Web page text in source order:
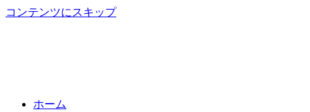
コンテンツにスキップ
ホーム